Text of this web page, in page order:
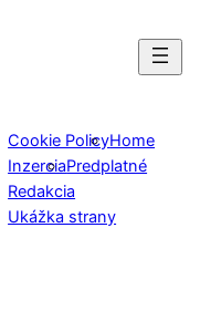
Cookie PolicyHome
InzerciaPredplatné
Redakcia
Ukážka strany